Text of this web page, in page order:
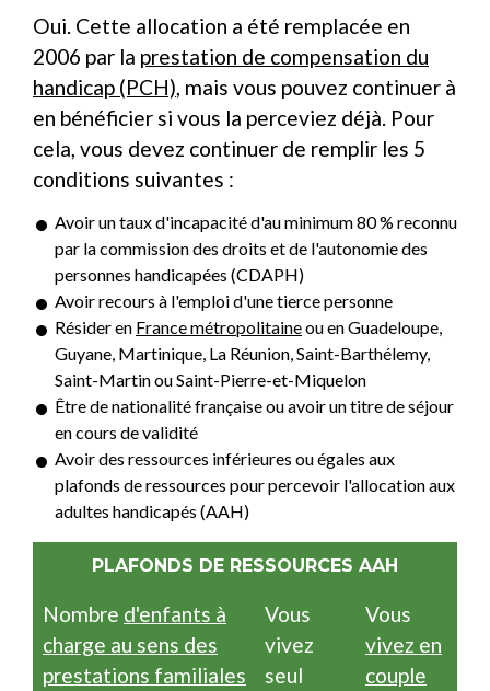
Oui. Cette allocation a été remplacée en
2006 par la prestation de compensation du
handicap (PCH), mais vous pouvez continuer à
en bénéficier si vous la perceviez déjà. Pour
cela, vous devez continuer de remplir les 5
conditions suivantes :
Avoir un taux d'incapacité d'au minimum 80 % reconnu
par la commission des droits et de l'autonomie des
personnes handicapées (CDAPH)
Avoir recours à l'emploi d'une tierce personne
Résider en France métropolitaineou en Guadeloupe,
Guyane, Martinique, La Réunion, Saint-Barthélemy,
Saint-Martin ou Saint-Pierre-et-Miquelon
Être de nationalité française ou avoir un titre de séjour
en cours de validité
Avoir des ressources inférieures ou égales aux
plafonds de ressources pour percevoir l'allocation aux
adultes handicapés (AAH)
PLAFONDS DE RESSOURCES AAH
Nombre d'enfants à
charge au sens des
prestations familiales
Vous
vivez
seul
Vous
vivez en
couple